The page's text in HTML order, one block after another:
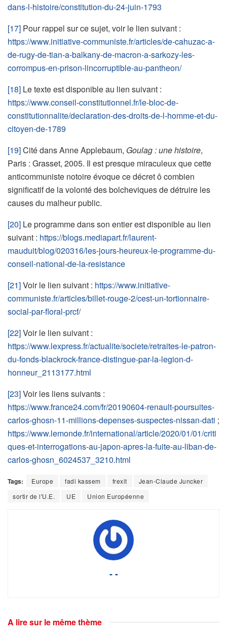
dans-l-histoire/constitution-du-24-juin-1793
[17] Pour rappel sur ce sujet, voir le lien suivant :
https://www.initiative-communiste.fr/articles/de-cahuzac-a-
de-rugy-de-tian-a-balkany-de-macron-a-sarkozy-les-
corrompus-en-prison-lincorruptible-au-pantheon/
[18] Le texte est disponible au lien suivant :
https://www.conseil-constitutionnel.fr/le-bloc-de-
constitutionnalite/declaration-des-droits-de-l-homme-et-du-
citoyen-de-1789
[19]Cité dans Anne Applebaum, Goulag : une histoire,
Paris : Grasset, 2005. Il est presque miraculeux que cette
anticommuniste notoire évoque ce décret ô combien
significatif de la volonté des bolcheviques de détruire les
causes du malheur public.
[20] Le programme dans son entier est disponible au lien
suivant : https://blogs.mediapart.fr/laurent-
mauduit/blog/020316/les-jours-heureux-le-programme-du-
conseil-national-de-la-resistance
[21]Voir le lien suivant : https://www.initiative-
communiste.fr/articles/billet-rouge-2/cest-un-tortionnaire-
social-par-floral-prcf/
[22]Voir le lien suivant :
https://www.lexpress.fr/actualite/societe/retraites-le-patron-
du-fonds-blackrock-france-distingue-par-la-legion-d-
honneur_2113177.html
[23]Voir les liens suivants :
https://www.france24.com/fr/20190604-renault-poursuites-
carlos-ghosn-11-millions-depenses-suspectes-nissan-dati ;
https://www.lemonde.fr/international/article/2020/01/01/criti
ques-et-interrogations-au-japon-apres-la-fuite-au-liban-de-
carlos-ghosn_6024537_3210.html
Tags: Europe fadi kassem frexit
Jean-Claude Juncker
sortir de l'U.E.
UE Union Européenne
- -
A lire sur le même thème